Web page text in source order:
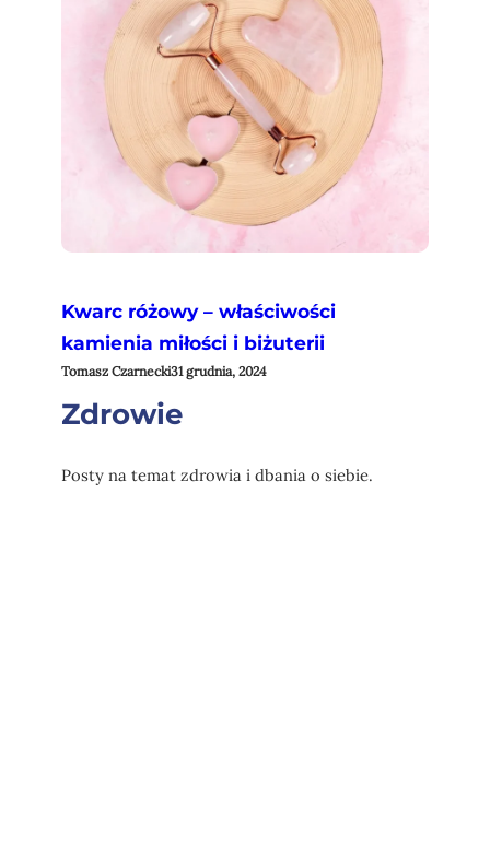
Kwarc różowy – właściwości
kamienia miłości i biżuterii
Tomasz Czarnecki31 grudnia, 2024
Zdrowie
Posty na temat zdrowia i dbania o siebie.